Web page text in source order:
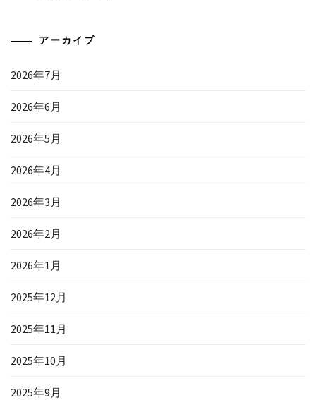
アーカイブ
2026年7月
2026年6月
2026年5月
2026年4月
2026年3月
2026年2月
2026年1月
2025年12月
2025年11月
2025年10月
2025年9月